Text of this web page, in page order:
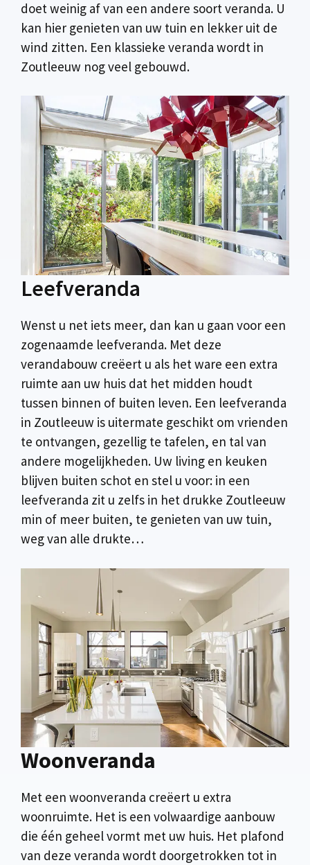
doet weinig af van een andere soort veranda. U
kan hier genieten van uw tuin en lekker uit de
wind zitten. Een klassieke veranda wordt in
Zoutleeuw nog veel gebouwd.
Leefveranda
Wenst u net iets meer, dan kan u gaan voor een
zogenaamde leefveranda. Met deze
verandabouw creëert u als het ware een extra
ruimte aan uw huis dat het midden houdt
tussen binnen of buiten leven. Een leefveranda
in Zoutleeuw is uitermate geschikt om vrienden
te ontvangen, gezellig te tafelen, en tal van
andere mogelijkheden. Uw living en keuken
blijven buiten schot en stel u voor: in een
leefveranda zit u zelfs in het drukke Zoutleeuw
min of meer buiten, te genieten van uw tuin,
weg van alle drukte…
Woonveranda
Met een woonveranda creëert u extra
woonruimte. Het is een volwaardige aanbouw
die één geheel vormt met uw huis. Het plafond
van deze veranda wordt doorgetrokken tot in